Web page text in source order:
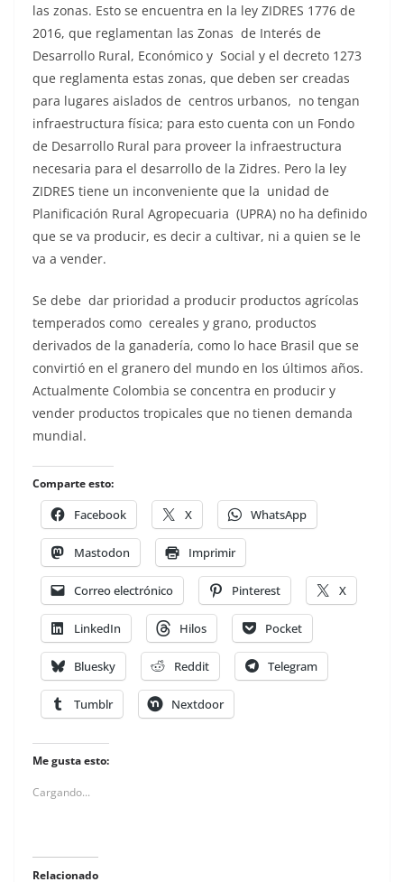
las zonas. Esto se encuentra en la ley ZIDRES 1776 de
2016, que reglamentan las Zonas de Interés de
Desarrollo Rural, Económico y Social y el decreto 1273
que reglamenta estas zonas, que deben ser creadas
para lugares aislados de centros urbanos, no tengan
infraestructura física; para esto cuenta con un Fondo
de Desarrollo Rural para proveer la infraestructura
necesaria para el desarrollo de la Zidres. Pero la ley
ZIDRES tiene un inconveniente que la unidad de
Planificación Rural Agropecuaria (UPRA) no ha definido
que se va producir, es decir a cultivar, ni a quien se le
va a vender.
Se debe dar prioridad a producir productos agrícolas
temperados como cereales y grano, productos
derivados de la ganadería, como lo hace Brasil que se
convirtió en el granero del mundo en los últimos años.
Actualmente Colombia se concentra en producir y
vender productos tropicales que no tienen demanda
mundial.
Comparte esto:
Facebook X WhatsApp
Mastodon Imprimir
Correo electrónico Pinterest X
LinkedIn Hilos Pocket
Bluesky Reddit Telegram
Tumblr Nextdoor
Me gusta esto:
Cargando...
Relacionado